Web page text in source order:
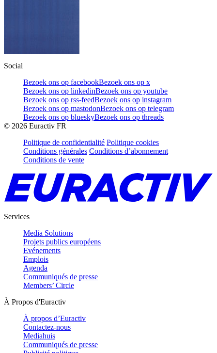
Social
Bezoek ons op facebookBezoek ons op x
Bezoek ons op linkedinBezoek ons op youtube
Bezoek ons op rss-feedBezoek ons op instagram
Bezoek ons op mastodonBezoek ons op telegram
Bezoek ons op blueskyBezoek ons op threads
© 2026 Euractiv FR
Politique de confidentialité Politique cookies
Conditions générales Conditions d’abonnement
Conditions de vente
Services
Media Solutions
Projets publics européens
Evénements
Emplois
Agenda
Communiqués de presse
Members’ Circle
À Propos d'Euractiv
À propos d’Euractiv
Contactez-nous
Mediahuis
Communiqués de presse